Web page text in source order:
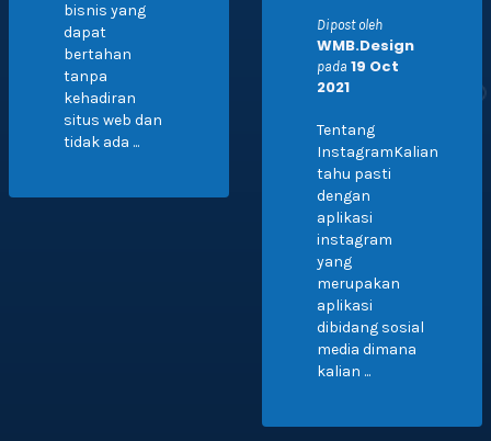
bisnis yang
dapat
bertahan
tanpa
kehadiran
situs web dan
tidak ada ...
Dipost oleh
WMB.Design
pada 19 Oct
2021
Tentang
InstagramKalian
tahu pasti
dengan
aplikasi
instagram
yang
merupakan
aplikasi
dibidang sosial
media dimana
kalian ...